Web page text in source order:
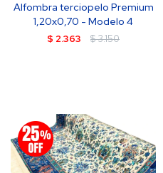
Alfombra terciopelo Premium
1,20x0,70 - Modelo 4
$ 2.363 $3.150